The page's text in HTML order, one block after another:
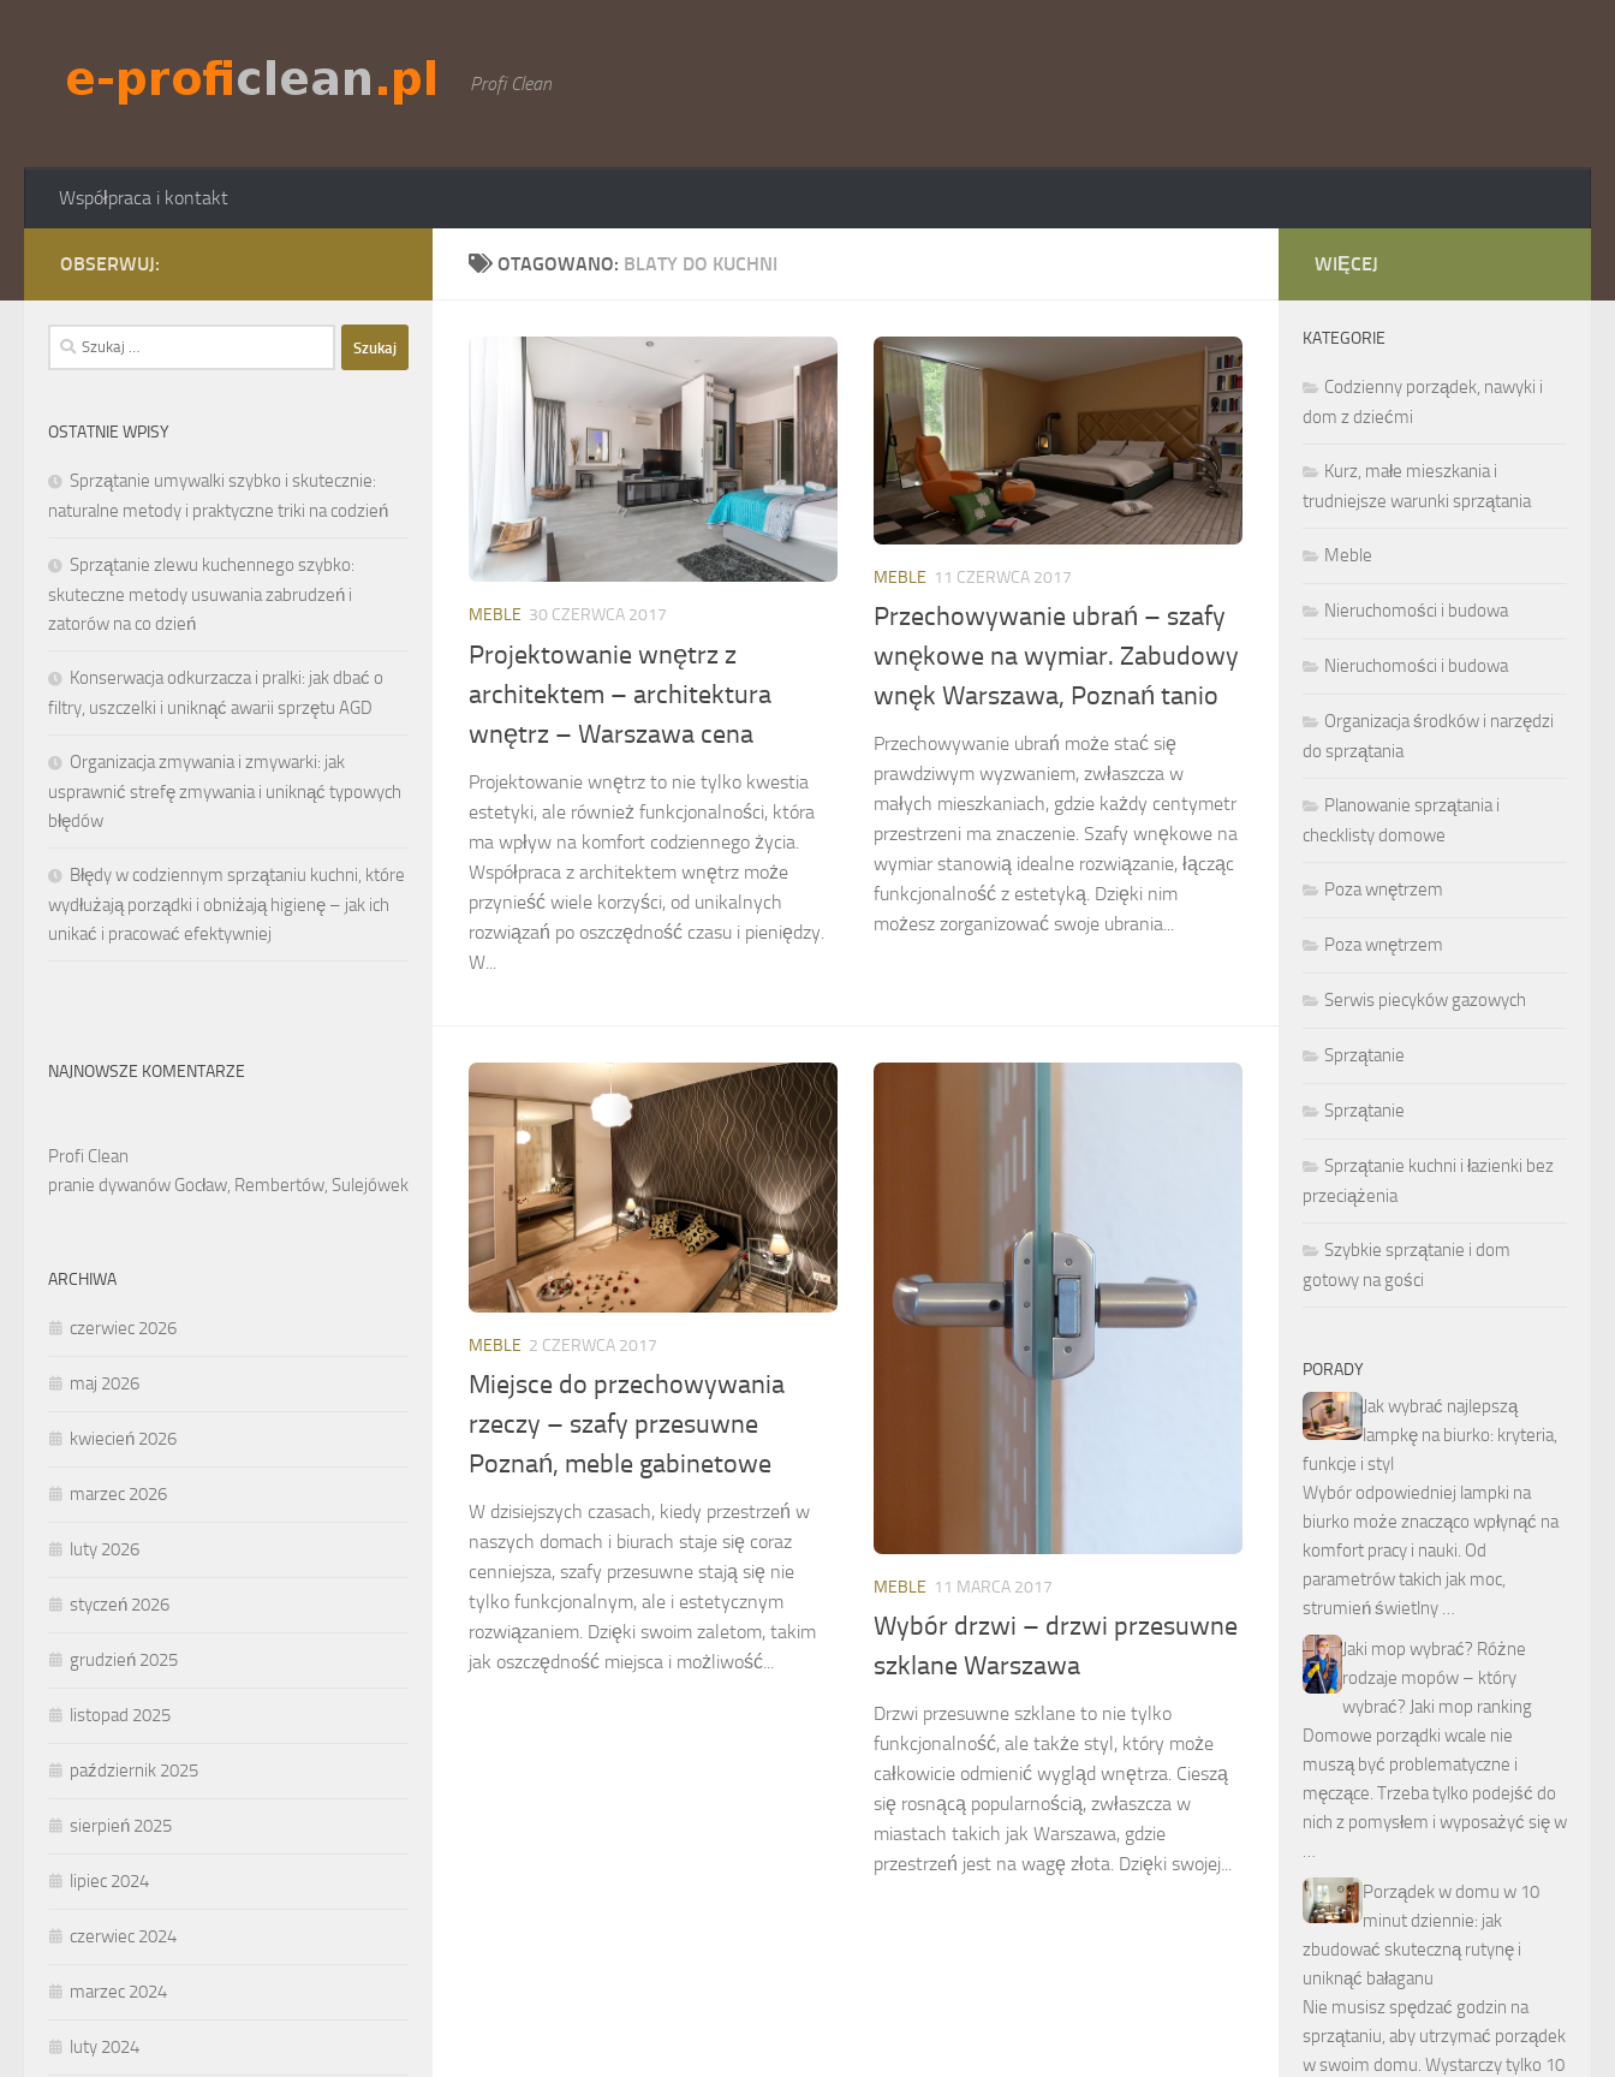
Profi Clean
Współpraca i kontakt
OTAGOWANO: BLATY DO KUCHNI
MEBLE 30 CZERWCA 2017
Projektowanie wnętrz z
architektem – architektura
wnętrz – Warszawa cena
Projektowanie wnętrz to nie tylko kwestia
estetyki, ale również funkcjonalności, która
ma wpływ na komfort codziennego życia.
Współpraca z architektem wnętrz może
przynieść wiele korzyści, od unikalnych
rozwiązań po oszczędność czasu i pieniędzy.
W...
MEBLE 11 CZERWCA 2017
Przechowywanie ubrań – szafy
wnękowe na wymiar. Zabudowy
wnęk Warszawa, Poznań tanio
Przechowywanie ubrań może stać się
prawdziwym wyzwaniem, zwłaszcza w
małych mieszkaniach, gdzie każdy centymetr
przestrzeni ma znaczenie. Szafy wnękowe na
wymiar stanowią idealne rozwiązanie, łącząc
funkcjonalność z estetyką. Dzięki nim
możesz zorganizować swoje ubrania...
MEBLE 2 CZERWCA 2017
Miejsce do przechowywania
rzeczy – szafy przesuwne
Poznań, meble gabinetowe
W dzisiejszych czasach, kiedy przestrzeń w
naszych domach i biurach staje się coraz
cenniejsza, szafy przesuwne stają się nie
tylko funkcjonalnym, ale i estetycznym
rozwiązaniem. Dzięki swoim zaletom, takim
jak oszczędność miejsca i możliwość...
MEBLE 11 MARCA 2017
Wybór drzwi – drzwi przesuwne
szklane Warszawa
Drzwi przesuwne szklane to nie tylko
funkcjonalność, ale także styl, który może
całkowicie odmienić wygląd wnętrza. Cieszą
się rosnącą popularnością, zwłaszcza w
miastach takich jak Warszawa, gdzie
przestrzeń jest na wagę złota. Dzięki swojej...
OBSERWUJ:
Szukaj:
OSTATNIE WPISY
Sprzątanie umywalki szybko i skutecznie:
naturalne metody i praktyczne triki na codzień
Sprzątanie zlewu kuchennego szybko:
skuteczne metody usuwania zabrudzeń i
zatorów na co dzień
Konserwacja odkurzacza i pralki: jak dbać o
filtry, uszczelki i uniknąć awarii sprzętu AGD
Organizacja zmywania i zmywarki: jak
usprawnić strefę zmywania i uniknąć typowych
błędów
Błędy w codziennym sprzątaniu kuchni, które
wydłużają porządki i obniżają higienę – jak ich
unikać i pracować efektywniej
NAJNOWSZE KOMENTARZE
Profi Clean
pranie dywanów Gocław, Rembertów, Sulejówek
ARCHIWA
czerwiec 2026
maj 2026
kwiecień 2026
marzec 2026
luty 2026
styczeń 2026
grudzień 2025
listopad 2025
październik 2025
sierpień 2025
lipiec 2024
czerwiec 2024
marzec 2024
luty 2024
WIĘCEJ
KATEGORIE
Codzienny porządek, nawyki i
dom z dziećmi
Kurz, małe mieszkania i
trudniejsze warunki sprzątania
Meble
Nieruchomości i budowa
Nieruchomości i budowa
Organizacja środków i narzędzi
do sprzątania
Planowanie sprzątania i
checklisty domowe
Poza wnętrzem
Poza wnętrzem
Serwis piecyków gazowych
Sprzątanie
Sprzątanie
Sprzątanie kuchni i łazienki bez
przeciążenia
Szybkie sprzątanie i dom
gotowy na gości
PORADY
Jak wybrać najlepszą
lampkę na biurko: kryteria,
funkcje i styl
Wybór odpowiedniej lampki na
biurko może znacząco wpłynąć na
komfort pracy i nauki. Od
parametrów takich jak moc,
strumień świetlny …
Jaki mop wybrać? Różne
rodzaje mopów – który
wybrać? Jaki mop ranking
Domowe porządki wcale nie
muszą być problematyczne i
męczące. Trzeba tylko podejść do
nich z pomysłem i wyposażyć się w
…
Porządek w domu w 10
minut dziennie: jak
zbudować skuteczną rutynę i
uniknąć bałaganu
Nie musisz spędzać godzin na
sprzątaniu, aby utrzymać porządek
w swoim domu. Wystarczy tylko 10